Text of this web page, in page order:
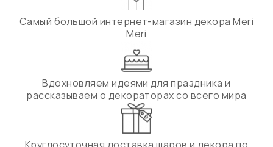
Самый большой интернет-магазин декора Meri
Meri
Вдохновляем идеями для праздника и
рассказываем о декораторах со всего мира